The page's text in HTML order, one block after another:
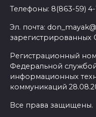
Телефоны: 8(863-59) 4-
Эл. почта:
зарегистрированных
Регистрационный
Федеральной
информационных
коммуникаций
Все права защищены.